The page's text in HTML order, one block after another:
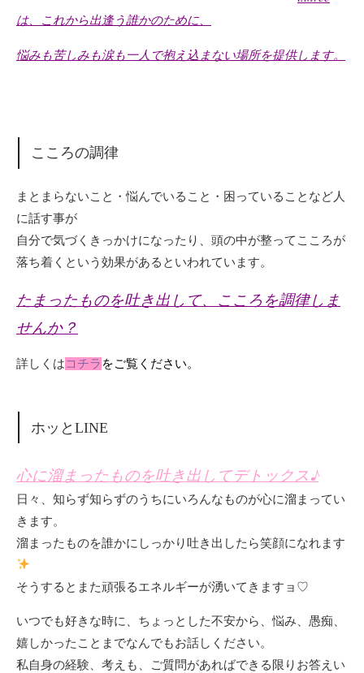
は、これから出逢う誰かのために、
悩みも苦しみも涙も一人で抱え込まない場所を提供します。
こころの調律
まとまらないこと・悩んでいること・困っていることなど人
に話す事が
自分で気づくきっかけになったり、頭の中が整ってこころが
落ち着くという効果があるといわれています。
たまったものを吐き出して、こころを調律しま
せんか？
詳しくはコチラ をご覧ください。
ホッとLINE
心に溜まったものを吐き出してデトックス♪
日々、知らず知らずのうちにいろんなものが心に溜まってい
きます。
溜まったものを誰かにしっかり吐き出したら笑顔になれます
そうするとまた頑張るエネルギーが湧いてきますョ♡
いつでも好きな時に、ちょっとした不安から、悩み、愚痴、
嬉しかったことまでなんでもお話しください。
私自身の経験、考えも、ご質問があればできる限りお答えい